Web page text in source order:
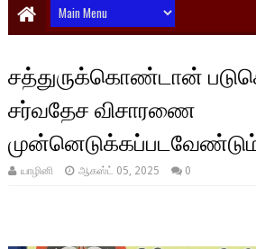
சத்துருக்கொண்டான்
சர்வதேச விசாரணை
யாழினி ஆகஸ்ட் 05, 2025 0